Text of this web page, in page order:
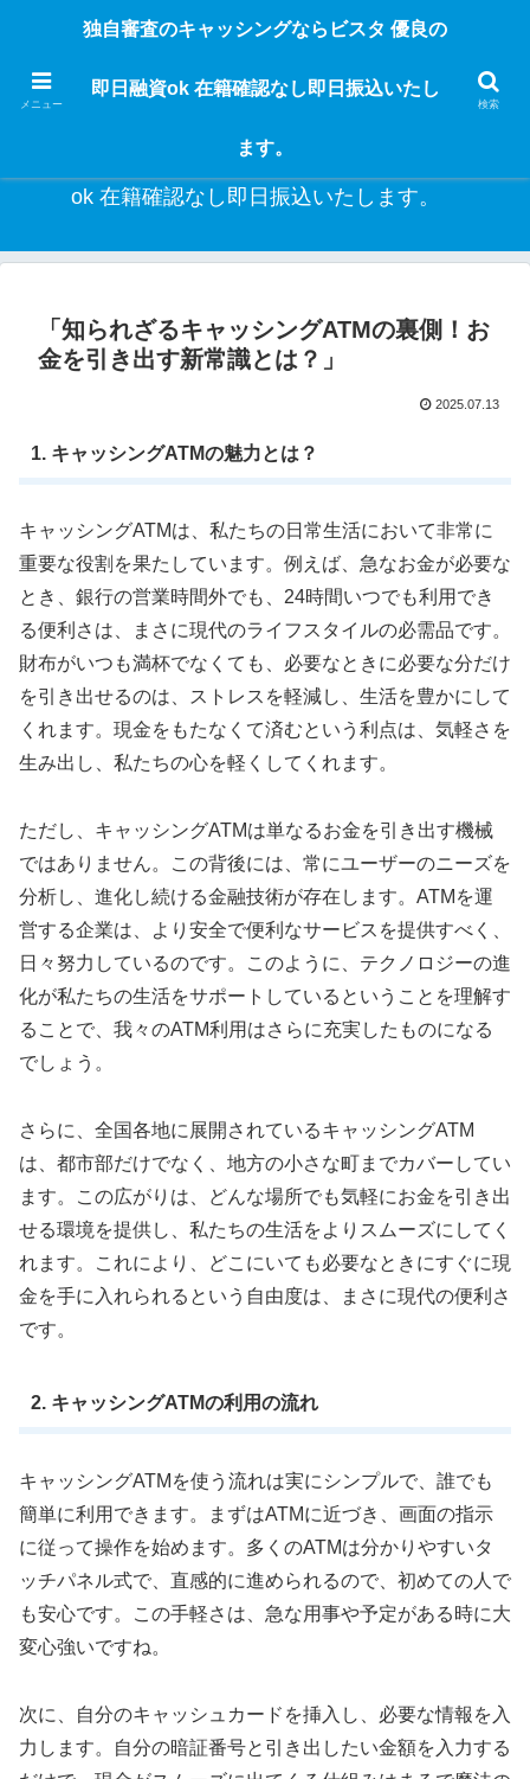
独自審査のフリーローンならビスタなら24時間365日 在籍確認なしで借りれる
な入用があっても安心！融資率97％！仕事をしている人ならブラックでも給料
日返済の１ヶ月融資で借りられるから安心！
独自審査のキャッシングならビスタ 優良の即日融資
ok 在籍確認なし即日振込いたします。
「知られざるキャッシングATMの裏側！お
金を引き出す新常識とは？」
2025.07.13
1. キャッシングATMの魅力とは？
キャッシングATMは、私たちの日常生活において非常に
重要な役割を果たしています。例えば、急なお金が必要な
とき、銀行の営業時間外でも、24時間いつでも利用でき
る便利さは、まさに現代のライフスタイルの必需品です。
財布がいつも満杯でなくても、必要なときに必要な分だけ
を引き出せるのは、ストレスを軽減し、生活を豊かにして
くれます。現金をもたなくて済むという利点は、気軽さを
生み出し、私たちの心を軽くしてくれます。
ただし、キャッシングATMは単なるお金を引き出す機械
ではありません。この背後には、常にユーザーのニーズを
分析し、進化し続ける金融技術が存在します。ATMを運
営する企業は、より安全で便利なサービスを提供すべく、
日々努力しているのです。このように、テクノロジーの進
化が私たちの生活をサポートしているということを理解す
ることで、我々のATM利用はさらに充実したものになる
でしょう。
さらに、全国各地に展開されているキャッシングATM
は、都市部だけでなく、地方の小さな町までカバーしてい
ます。この広がりは、どんな場所でも気軽にお金を引き出
せる環境を提供し、私たちの生活をよりスムーズにしてく
れます。これにより、どこにいても必要なときにすぐに現
金を手に入れられるという自由度は、まさに現代の便利さ
です。
2. キャッシングATMの利用の流れ
キャッシングATMを使う流れは実にシンプルで、誰でも
簡単に利用できます。まずはATMに近づき、画面の指示
に従って操作を始めます。多くのATMは分かりやすいタ
ッチパネル式で、直感的に進められるので、初めての人で
も安心です。この手軽さは、急な用事や予定がある時に大
変心強いですね。
次に、自分のキャッシュカードを挿入し、必要な情報を入
力します。自分の暗証番号と引き出したい金額を入力する
メニュー
独自審査のキャッシングならビスタ 優良の
即日融資ok 在籍確認なし即日振込いたし
ます。
検索